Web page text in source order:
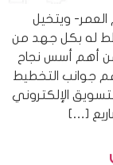
ويتخيل
له بكل جهد من
أهم أسس نجاح
جوانب التخطيط
الإلكتروني
[…]